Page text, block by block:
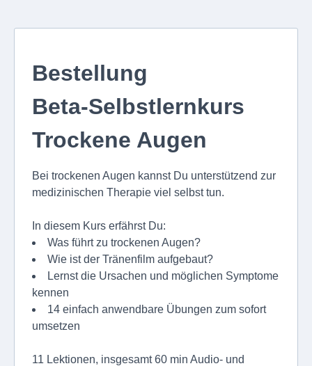
Bestellung
Beta-Selbstlernkurs
Trockene Augen
Bei trockenen Augen kannst Du unterstützend zur
medizinischen Therapie viel selbst tun.
In diesem Kurs erfährst Du:
Was führt zu trockenen Augen?
Wie ist der Tränenfilm aufgebaut?
Lernst die Ursachen und möglichen Symptome
kennen
14 einfach anwendbare Übungen zum sofort
umsetzen
11 Lektionen, insgesamt 60 min Audio- und